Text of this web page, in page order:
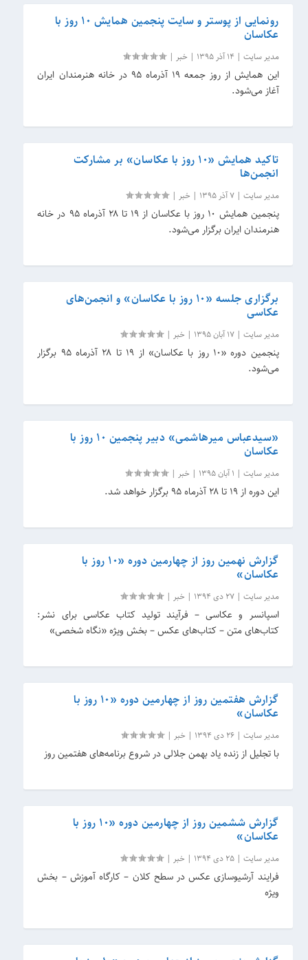
رونمایی از پوستر و سایت پنجمین همایش ۱۰ روز با
عکاسان
مدیر سایت | 14 آذر 1395 | خبر |
این همایش از روز جمعه ۱۹ آذرماه ۹۵ در خانه هنرمندان ایران
آغاز می‌شود.
تاکید همایش «۱۰ روز با عکاسان» بر مشارکت
انجمن‌ها
مدیر سایت |7 آذر 1395 | خبر |
پنجمین همایش ۱۰ روز با عکاسان از ۱۹ تا ۲۸ آذرماه ۹۵ در خانه
هنرمندان ایران برگزار می‌شود.
برگزاری جلسه «۱۰ روز با عکاسان» و انجمن‌های
عکاسی
مدیر سایت |17 آبان 1395 | خبر |
پنجمین دوره «۱۰ روز با عکاسان» از ۱۹ تا ۲۸ آذرماه ۹۵ برگزار
می‌شود.
«سید‌عباس میرهاشمی» دبیر پنجمین ۱۰ روز با
عکاسان
مدیر سایت | 1 آبان 1395 | خبر |
این دوره از ۱۹ تا ۲۸ آذرماه ۹۵ برگزار خواهد شد.
گزارش نهمین روز از چهارمین دوره «۱۰ روز با
عکاسان»
مدیر سایت |27 دی 1394 | خبر |
اسپانسر و عکاسی – فرآیند تولید کتاب عکاسی برای نشر:
کتاب‌های متن – کتاب‌های عکس – بخش ویژه «نگاه شخصی»
گزارش هفتمین روز از چهارمین دوره «۱۰ روز با
عکاسان»
مدیر سایت |26 دی 1394 | خبر |
با تجلیل از زنده یاد بهمن جلالی در شروع برنامه‌های هفتمین روز
گزارش ششمین روز از چهارمین دوره «۱۰ روز با
عکاسان»
مدیر سایت |25 دی 1394 | خبر |
فرایند آرشیوسازی عکس در سطح کلان – کارگاه آموزش – بخش
ویژه